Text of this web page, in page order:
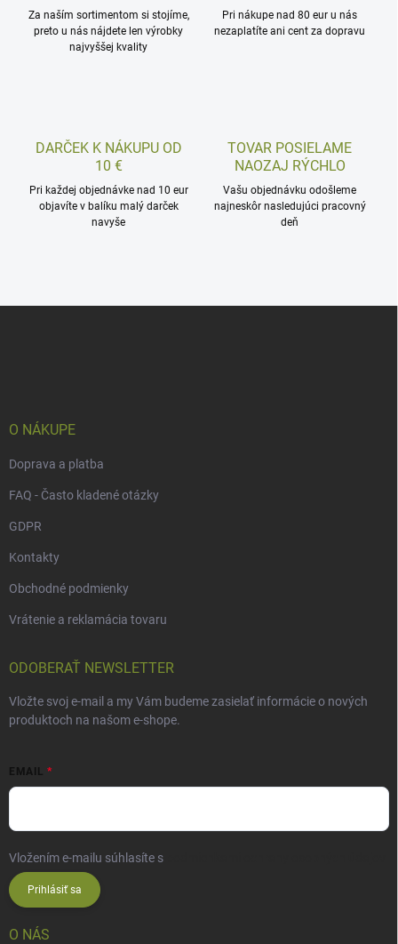
Za naším sortimentom si stojíme,
preto u nás nájdete len výrobky
najvyššej kvality
Pri nákupe nad 80 eur u nás
nezaplatíte ani cent za dopravu
DARČEK K NÁKUPU OD
10 €
Pri každej objednávke nad 10 eur
objavíte v balíku malý darček
navyše
TOVAR POSIELAME
NAOZAJ RÝCHLO
Vašu objednávku odošleme
najneskôr nasledujúci pracovný
deň
O NÁKUPE
Doprava a platba
FAQ - Často kladené otázky
GDPR
Kontakty
Obchodné podmienky
Vrátenie a reklamácia tovaru
ODOBERAŤ NEWSLETTER
Vložte svoj e-mail a my Vám budeme zasielať informácie o nových
produktoch na našom e-shope.
EMAIL
Vložením e-mailu súhlasíte s
Prihlásiť sa
O NÁS